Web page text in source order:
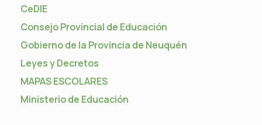
CeDIE
Consejo Provincial de Educación
Gobierno de la Provincia de Neuquén
Leyes y Decretos
MAPAS ESCOLARES
Ministerio de Educación